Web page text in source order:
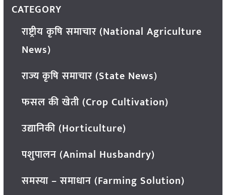
CATEGORY
राष्ट्रीय कृषि समाचार (National Agriculture
News)
राज्य कृषि समाचार (State News)
फसल की खेती (Crop Cultivation)
उद्यानिकी (Horticulture)
पशुपालन (Animal Husbandry)
समस्या – समाधान (Farming Solution)